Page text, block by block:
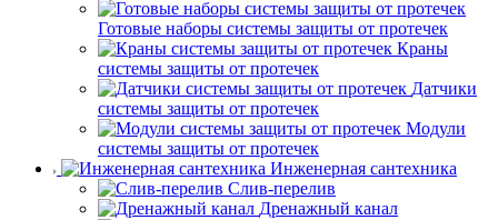
Готовые наборы системы защиты от протечек
Краны
системы защиты от протечек
Датчики
системы защиты от протечек
Модули
системы защиты от протечек
Инженерная сантехника
Слив-перелив
Дренажный канал